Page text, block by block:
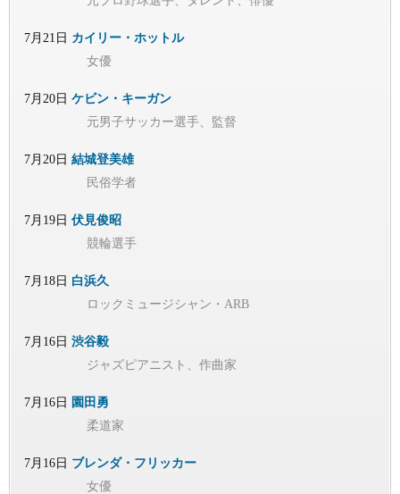
7月21日 カイリー・ホットル
女優
7月20日 ケビン・キーガン
元男子サッカー選手、監督
7月20日 結城登美雄
民俗学者
7月19日 伏見俊昭
競輪選手
7月18日 白浜久
ロックミュージシャン・ARB
7月16日 渋谷毅
ジャズピアニスト、作曲家
7月16日 園田勇
柔道家
7月16日 ブレンダ・フリッカー
女優